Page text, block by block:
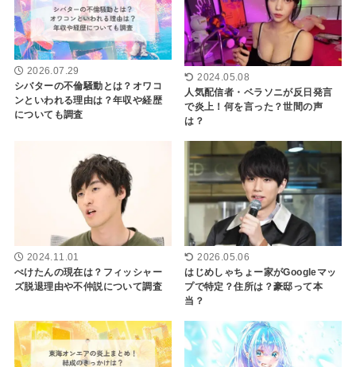
2026.07.29
シバターの不倫騒動とは？オワコ
ンといわれる理由は？年収や経歴
についても調査
2024.05.08
人気配信者・ベラソニが反日発言
で炎上！何を言った？世間の声
は？
2024.11.01
ぺけたんの現在は？フィッシャー
ズ脱退理由や不仲説について調査
2026.05.06
はじめしゃちょー家がGoogleマッ
プで特定？住所は？豪邸って本
当？